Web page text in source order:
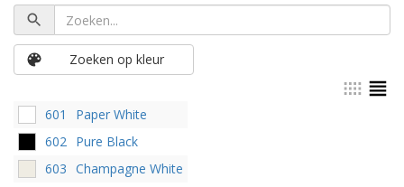
Zoeken op kleur
601
Paper White
602 Pure Black
603 Champagne White